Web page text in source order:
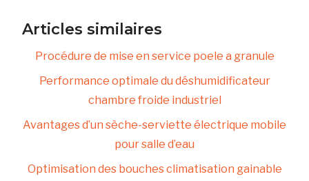
Articles similaires
Procédure de mise en service poele a granule
Performance optimale du déshumidificateur
chambre froide industriel
Avantages d’un sèche-serviette électrique mobile
pour salle d’eau
Optimisation des bouches climatisation gainable